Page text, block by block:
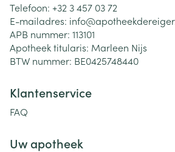
Telefoon: +32 3 457 03 72
E-mailadres: info@
APB nummer: 113101
Apotheek titularis: Marleen Nijs
BTW nummer: BE0425748440
Klantenservice
FAQ
Uw apotheek